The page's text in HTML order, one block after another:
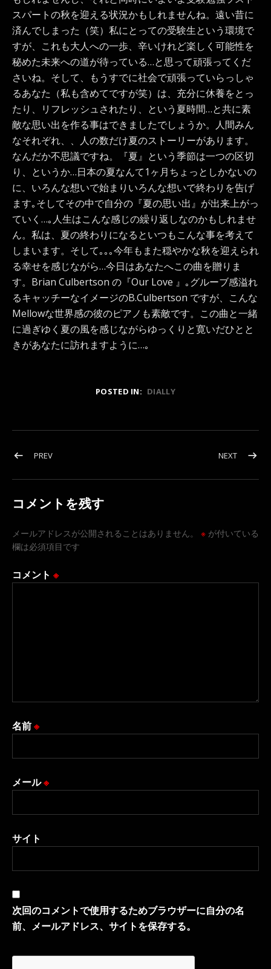
スパートの秋を迎える状況かもしれませんね。遠い昔に
済んでしまった（笑）私にとっての受験生という環境で
すが、これも大人への一歩、辛いけれど楽しく可能性を
秘めた未来への道が待っている…と思って頑張ってくだ
さいね。そして、もうすでに社会で頑張っていらっしゃ
るあなた（私も含めてですが笑）は、充分に休養をとっ
たり、リフレッシュされたり、という夏時間…と共に素
敵な思い出を作る事はできましたでしょうか。人間みん
なそれぞれ、、人の数だけ夏のストーリーがあります。
なんだか不思議ですね。『夏』という季節は一つの区切
り、というか…日本の夏なんて1ヶ月ちょっとしかないの
に、いろんな想いで始まりいろんな想いで終わりを告げ
ます｡そしてその中で自分の『夏の思い出』が出来上がっ
ていく…｡人生はこんな感じの繰り返しなのかもしれませ
ん。私は、夏の終わりになるといつもこんな事を考えて
しまいます。そして｡｡｡今年もまた穏やかな秋を迎えられ
る幸せを感じながら…今日はあなたへこの曲を贈りま
す。Brian Culbertson の『Our Love 』｡グルーブ感溢れ
るキャッチーなイメージのB.Culbertson ですが、こんな
Mellowな世界感の彼のピアノも素敵です。この曲と一緒
に過ぎゆく夏の風を感じながらゆっくりと寛いだひとと
きがあなたに訪れますように…｡
POSTED IN: DIALLY
投稿ナビゲーション
PREVPOST: 暑い夏こそこれ…！熱いサウンドです｡ NEXTPOST:
コメントを残す
メールアドレスが公開されることはありません。 ※ が付いている
欄は必須項目です
コメント ※
名前※
メール※
サイト
次回のコメントで使用するためブラウザーに自分の名
前、メールアドレス、サイトを保存する。